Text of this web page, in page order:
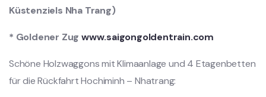
Küstenziels Nha Trang)
* Goldener Zug www.saigongoldentrain.com
Schöne Holzwaggons mit Klimaanlage und 4 Etagenbetten
für die Rückfahrt Hochiminh – Nhatrang: